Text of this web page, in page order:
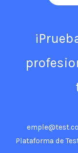
Plataforma de